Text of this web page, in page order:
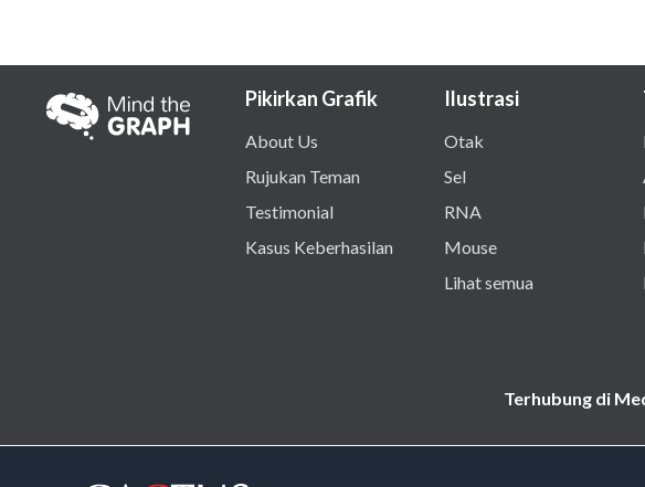
Pikirkan Grafik
About Us
Rujukan Teman
Testimonial
Kasus Keberhasilan
Ilustrasi
Otak
Sel
RNA
Mouse
Lihat semua
Terhubung di